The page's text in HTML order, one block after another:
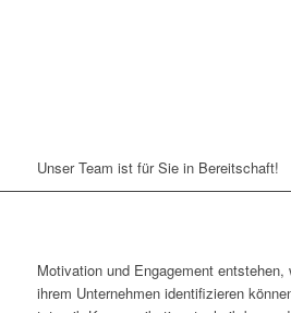
Unser Team ist für Sie in Bereitschaft!
Motivation und Engagement
ihrem Unternehmen identifizieren